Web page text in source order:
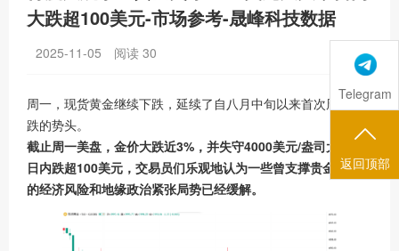
大跌超100美元-市场参考-晟峰科技数据
2025-11-05 阅读 30
周一， 现货黄金继续下跌，延续了自八月中旬以来首次周度收
跌的势头。
截止周一美盘，金价大跌近3%，并失守4000美元/盎司大关，
日内跌超100美元，交易员们乐观地认为一些曾支撑贵金属价格
的经济风险和地缘政治紧张局势已经缓解。
Telegram
返回顶部